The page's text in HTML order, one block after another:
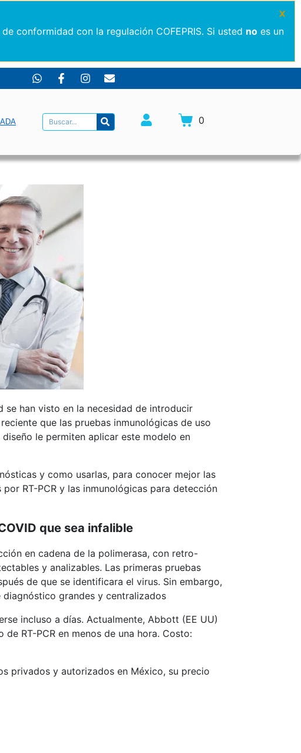
de conformidad con la regulación COFEPRIS. Si usted no es un
×
0
se han visto en la necesidad de introducir
que las pruebas inmunológicas de uso
le permiten aplicar este modelo en
y como usarlas, para conocer mejor las
RT-PCR y las inmunológicas para detección
que sea infalible
en cadena de la polimerasa, con retro-
y analizables. Las primeras pruebas
de que se identificara el virus. Sin embargo,
grandes y centralizados
incluso a días. Actualmente, Abbott (EE UU)
de RT-PCR en menos de una hora. Costo:
privados y autorizados en México, su precio